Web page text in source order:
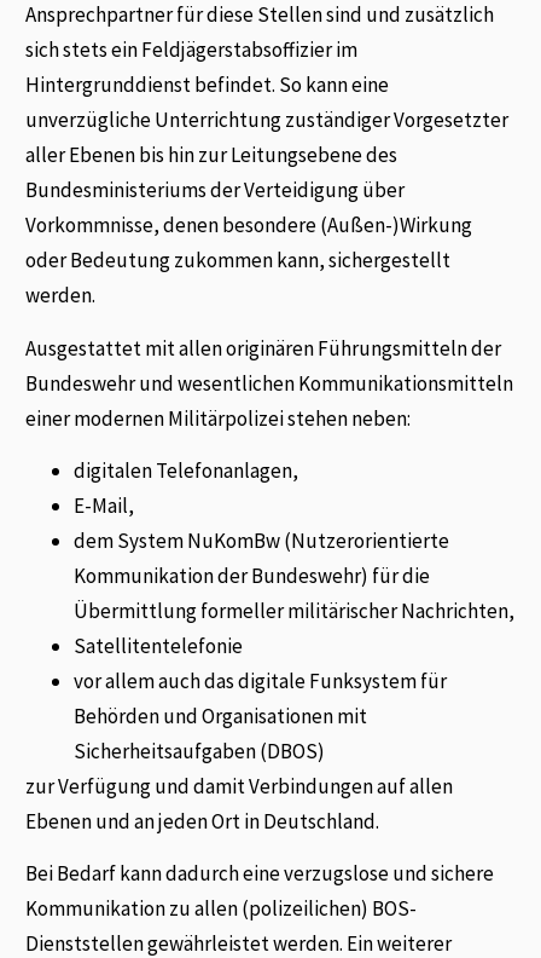
Ansprechpartner für diese Stellen sind und zusätzlich
sich stets ein Feldjägerstabsoffizier im
Hintergrunddienst befindet. So kann eine
unverzügliche Unterrichtung zuständiger Vorgesetzter
aller Ebenen bis hin zur Leitungsebene des
Bundesministeriums der Verteidigung über
Vorkommnisse, denen besondere (Außen-)Wirkung
oder Bedeutung zukommen kann, sichergestellt
werden.
Ausgestattet mit allen originären Führungsmitteln der
Bundeswehr und wesentlichen Kommunikationsmitteln
einer modernen Militärpolizei stehen neben:
digitalen Telefonanlagen,
E-Mail,
dem System NuKomBw (Nutzerorientierte
Kommunikation der Bundeswehr) für die
Übermittlung formeller militärischer Nachrichten,
Satellitentelefonie
vor allem auch das digitale Funksystem für
Behörden und Organisationen mit
Sicherheitsaufgaben (DBOS)
zur Verfügung und damit Verbindungen auf allen
Ebenen und an jeden Ort in Deutschland.
Bei Bedarf kann dadurch eine verzugslose und sichere
Kommunikation zu allen (polizeilichen) BOS-
Dienststellen gewährleistet werden. Ein weiterer